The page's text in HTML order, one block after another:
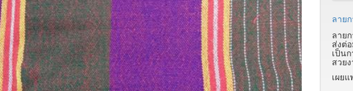
ลาย
ลาย
ส่งต่
เป็น
สวย
เผย